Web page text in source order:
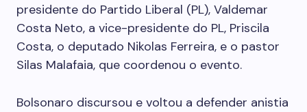
presidente do Partido Liberal (PL), Valdemar
Costa Neto, a vice-presidente do PL, Priscila
Costa, o deputado Nikolas Ferreira, e o pastor
Silas Malafaia, que coordenou o evento.
Bolsonaro discursou e voltou a defender anistia